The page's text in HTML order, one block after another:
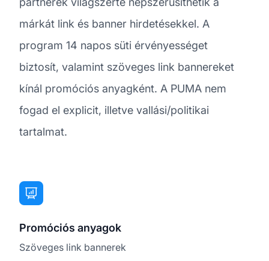
márkát link és banner hirdetésekkel. A
program 14 napos süti érvényességet
biztosít, valamint szöveges link bannereket
kínál promóciós anyagként. A PUMA nem
fogad el explicit, illetve vallási/politikai
tartalmat.
Promóciós anyagok
Szöveges link bannerek